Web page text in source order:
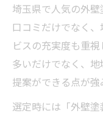
埼玉県で人気の外
口コミだけでなく
ビスの充実度も重
多いだけでなく、
提案ができる点が強
選定時には「外壁